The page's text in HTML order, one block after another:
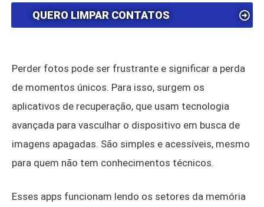
QUERO LIMPAR CONTATOS
Perder fotos pode ser frustrante e significar a perda
de momentos únicos. Para isso, surgem os
aplicativos de recuperação, que usam tecnologia
avançada para vasculhar o dispositivo em busca de
imagens apagadas. São simples e acessíveis, mesmo
para quem não tem conhecimentos técnicos.
Esses apps funcionam lendo os setores da memória